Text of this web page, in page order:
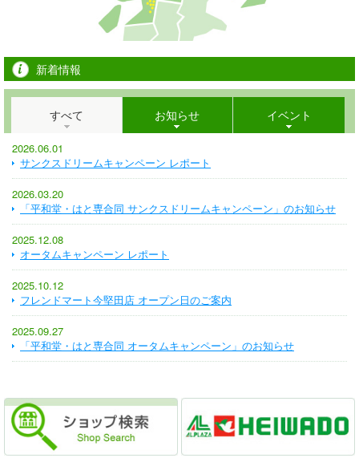
新着情報
すべて お知らせ イベント
2026.06.01
サンクスドリームキャンペーン レポート
2026.03.20
「平和堂・はと専合同 サンクスドリームキャンペーン」のお知らせ
2025.12.08
オータムキャンペーン レポート
2025.10.12
フレンドマート今堅田店 オープン日のご案内
2025.09.27
「平和堂・はと専合同 オータムキャンペーン」のお知らせ